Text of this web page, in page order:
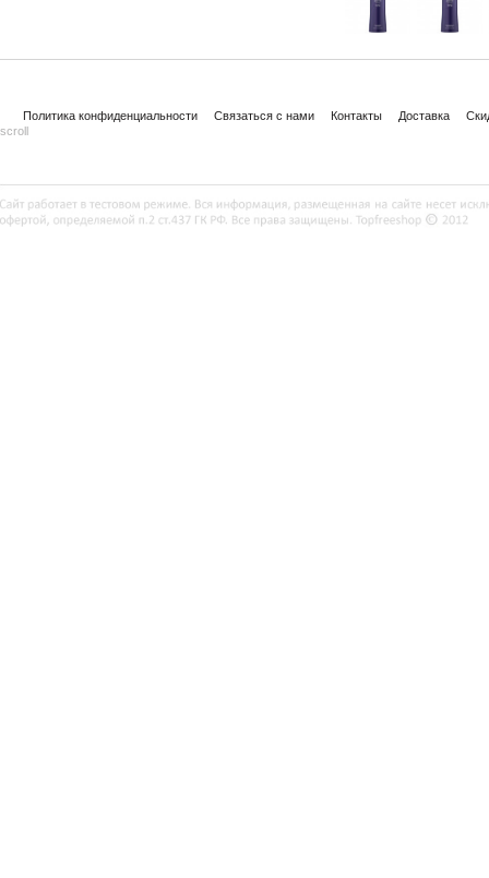
Политика конфиденциальности Связаться с нами Контакты Доставка
scroll